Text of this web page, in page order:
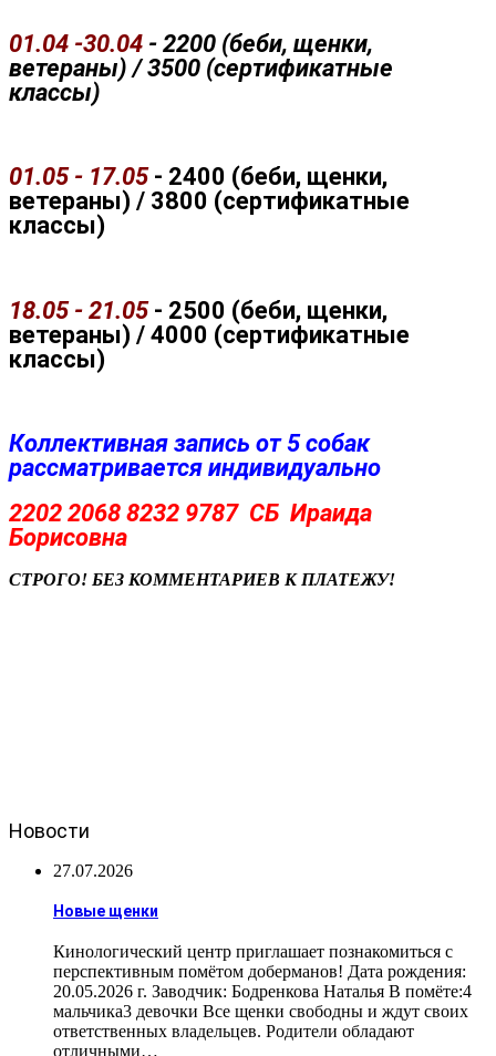
01.04 -30.04 - 2200 (беби, щенки,
ветераны) / 3500 (сертификатные
классы)
01.05 - 17.05- 2400 (беби, щенки,
ветераны) / 3800 (сертификатные
классы)
18.05 - 21.05- 2500 (беби, щенки,
ветераны) / 4000 (сертификатные
классы)
Коллективная запись от 5 собак
рассматривается индивидуально
2202 2068 8232 9787 СБ Ираида
Борисовна
СТРОГО! БЕЗ КОММЕНТАРИЕВ К ПЛАТЕЖУ!
Новости
27.07.2026
Новые щенки
Кинологический центр приглашает познакомиться с
перспективным помётом доберманов! Дата рождения:
20.05.2026 г. Заводчик: Бодренкова Наталья В помёте:4
мальчика3 девочки Все щенки свободны и ждут своих
ответственных владельцев. Родители обладают
отличными…